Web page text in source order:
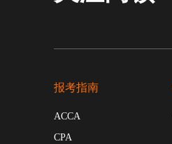
报考指南
ACCA
CPA